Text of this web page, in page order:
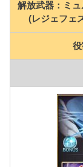
解放武器：ミ
(レジェフェ